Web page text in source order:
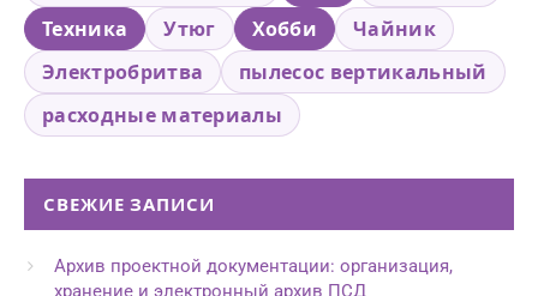
Техника
Утюг Хобби
Чайник
Электробритва
пылесос вертикальный
расходные материалы
СВЕЖИЕ ЗАПИСИ
Архив проектной документации: организация,
хранение и электронный архив ПСД